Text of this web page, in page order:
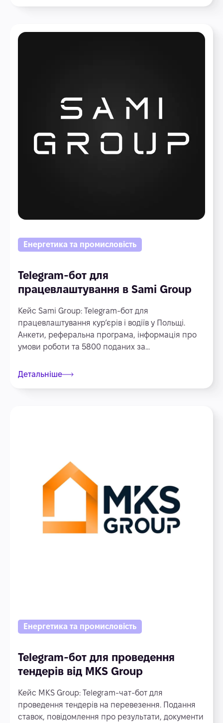
Енергетика та промисловість
Telegram-бот для
працевлаштування в Sami Group
Кейс Sami Group: Telegram-бот для
працевлаштування кур’єрів і водіїв у Польщі.
Анкети, реферальна програма, інформація про
умови роботи та 5800 поданих за...
Детальніше
Енергетика та промисловість
Telegram-бот для проведення
тендерів від MKS Group
Кейс MKS Group: Telegram-чат-бот для
проведення тендерів на перевезення. Подання
ставок, повідомлення про результати, документи